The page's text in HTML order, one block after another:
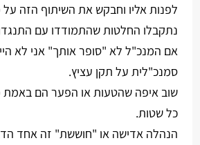
לפנות אליו וחבקש את השיתוף הזה על
נתקבלו החלטות שהתמודדו עם
אם המנכ"ל לא "סופר אותך" אני לא
סמנכ"לית על תקן עציץ.
שוב איפה שהטעות או הפער הם באמת
כל שטות.
הנהלה אדישה או "חוששת" זה אחד